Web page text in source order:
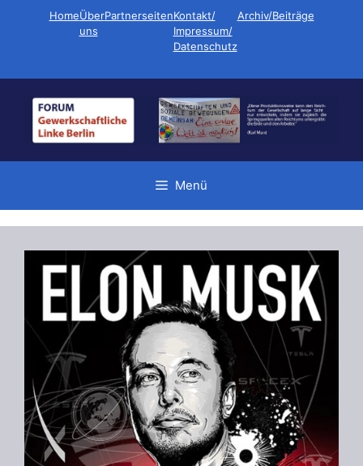
HomeÜber
uns
PartnerseitenKontakt/
Impressum/
Datenschutz
Archiv/Beiträge
Menü